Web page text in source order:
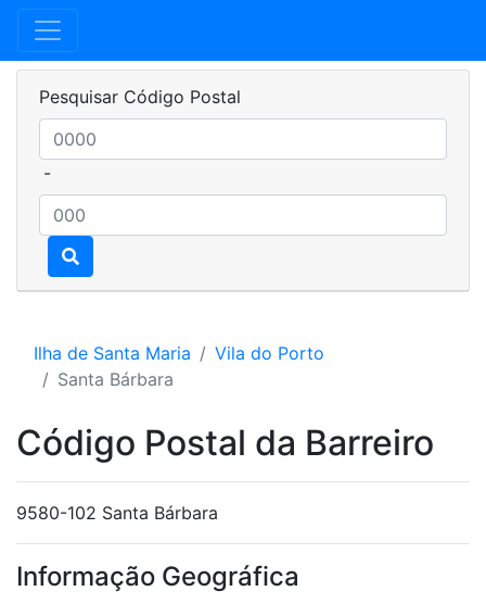
Pesquisar Código Postal
-
Ilha de Santa Maria
Vila do Porto
Santa Bárbara
Código Postal da Barreiro
9580-102 Santa Bárbara
Informação Geográfica